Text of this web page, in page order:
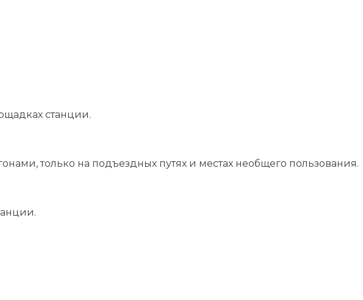
станции.
только на подъездных путях и местах необщего пользования.